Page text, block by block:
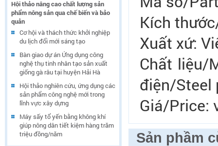
Hội thảo nâng cao chất lượng sản
phẩm nông sản qua chế biến và bảo
quản
Cơ hội và thách thức khởi nghiệp
du lịch đổi mới sáng tạo
Bàn giao dự án Ứng dụng công
nghệ thụ tinh nhân tạo sản xuất
giống gà râu tại huyện Hải Hà
Hội thảo nghiên cứu, ứng dụng các
sản phẩm công nghệ mới trong
lĩnh vực xây dựng
Máy sấy tổ yến bằng không khí
giúp nông dân tiết kiệm hàng trăm
triệu đồng/năm
Kích
Xuất xứ:
Chất liệu/
điện/Steel
Giá/Price:
Sản phầm